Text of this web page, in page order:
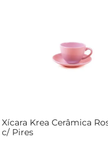
Xícara Krea Cerâmica
c/ Pires